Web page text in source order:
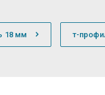
18 мм т-